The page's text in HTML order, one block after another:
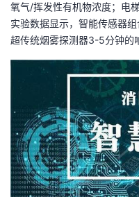
发
堂
我
的
我
Programs
的
支
我
的
技
我
的
氧气/挥发性有机物浓度；电
实验数据显示，智能传感器
超传统烟雾探测器3-5分钟的